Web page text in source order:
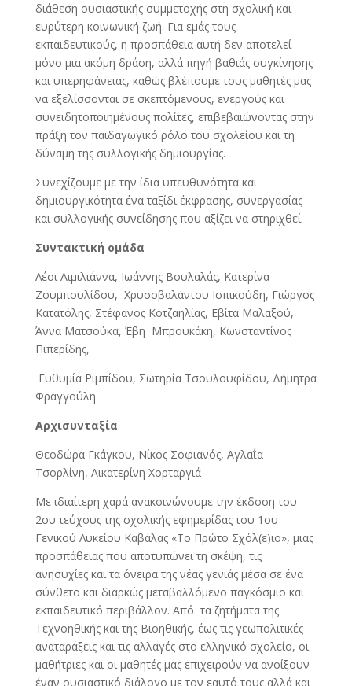
διάθεση ουσιαστικής συμμετοχής στη σχολική και
ευρύτερη κοινωνική ζωή. Για εμάς τους
εκπαιδευτικούς, η προσπάθεια αυτή δεν αποτελεί
μόνο μια ακόμη δράση, αλλά πηγή βαθιάς συγκίνησης
και υπερηφάνειας, καθώς βλέπουμε τους μαθητές μας
να εξελίσσονται σε σκεπτόμενους, ενεργούς και
συνειδητοποιημένους πολίτες, επιβεβαιώνοντας στην
πράξη τον παιδαγωγικό ρόλο του σχολείου και τη
δύναμη της συλλογικής δημιουργίας.
Συνεχίζουμε με την ίδια υπευθυνότητα και
δημιουργικότητα ένα ταξίδι έκφρασης, συνεργασίας
και συλλογικής συνείδησης που αξίζει να στηριχθεί.
Συντακτική ομάδα
Λέσι Αιμιλιάννα, Ιωάννης Βουλαλάς, Κατερίνα
Ζουμπουλίδου, Χρυσοβαλάντου Ισπικούδη, Γιώργος
Κατατόλης, Στέφανος Κοτζαηλίας, Εβίτα Μαλαξού,
Άννα Ματσούκα, Έβη Μπρουκάκη, Κωνσταντίνος
Πιπερίδης,
Ευθυμία Ριμπίδου, Σωτηρία Τσουλουφίδου, Δήμητρα
Φραγγούλη
Αρχισυνταξία
Θεοδώρα Γκάγκου, Νίκος Σοφιανός, Αγλαΐα
Τσορλίνη, Αικατερίνη Χορταργιά
Με ιδιαίτερη χαρά ανακοινώνουμε την έκδοση του
2ου τεύχους της σχολικής εφημερίδας του 1ου
Γενικού Λυκείου Καβάλας «Το Πρώτο Σχόλ(ε)ιο», μιας
προσπάθειας που αποτυπώνει τη σκέψη, τις
ανησυχίες και τα όνειρα της νέας γενιάς μέσα σε ένα
σύνθετο και διαρκώς μεταβαλλόμενο παγκόσμιο και
εκπαιδευτικό περιβάλλον. Από τα ζητήματα της
Τεχνοηθικής και της Βιοηθικής, έως τις γεωπολιτικές
αναταράξεις και τις αλλαγές στο ελληνικό σχολείο, οι
μαθήτριες και οι μαθητές μας επιχειρούν να ανοίξουν
έναν ουσιαστικό διάλογο με τον εαυτό τους αλλά και